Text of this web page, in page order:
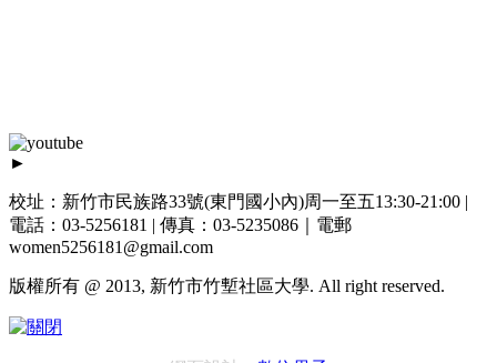
►
校址：新竹市民族路33號(東門國小內)周一至五13:30-21:00 |
電話：03-5256181 | 傳真：03-5235086｜電郵
women5256181@gmail.com
版權所有 @ 2013, 新竹市竹塹社區大學. All right reserved.